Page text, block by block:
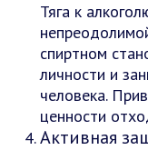
Тяга к
спиртном
личности и
человека.
ценности
Активная